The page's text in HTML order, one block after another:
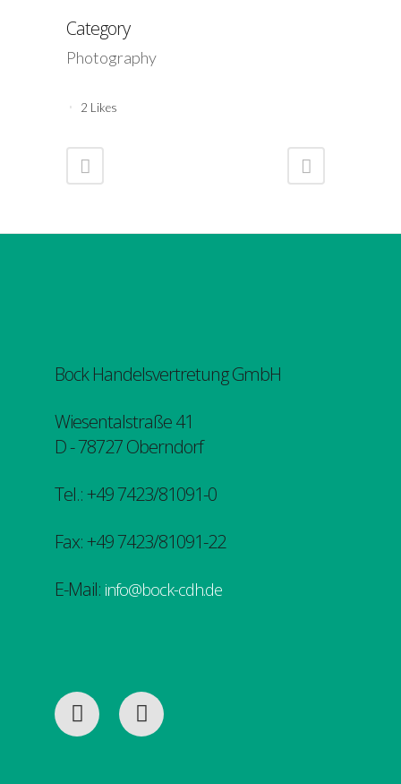
Category
Photography
2 Likes
Bock Handelsvertretung GmbH
Wiesentalstraße 41
D - 78727 Oberndorf
Tel.: +49 7423/81091-0
Fax: +49 7423/81091-22
E-Mail: info@bock-cdh.de